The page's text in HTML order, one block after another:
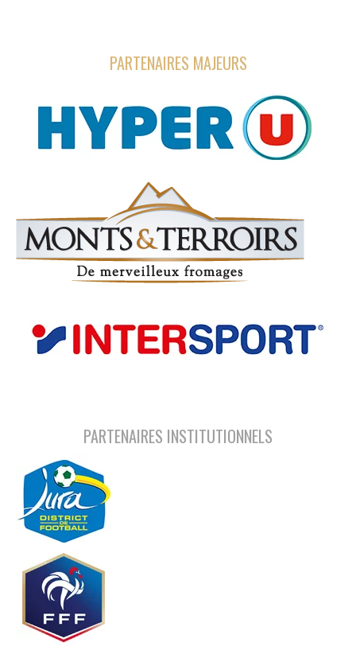
PARTENAIRES MAJEURS
PARTENAIRES INSTITUTIONNELS